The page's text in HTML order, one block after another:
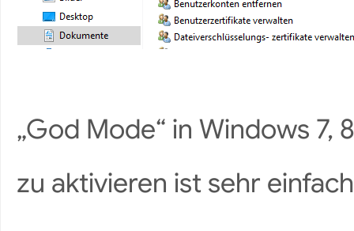
„God Mode“ in Windows 7,
zu aktivieren ist sehr